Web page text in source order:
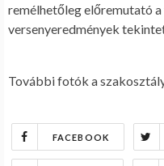
remélhetőleg előremutató
versenyeredmények
További fotók a
FACEBOOK